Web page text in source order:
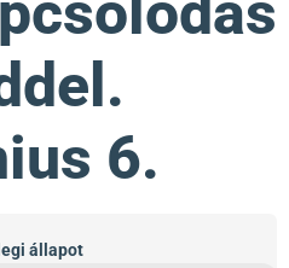
6.
állapot